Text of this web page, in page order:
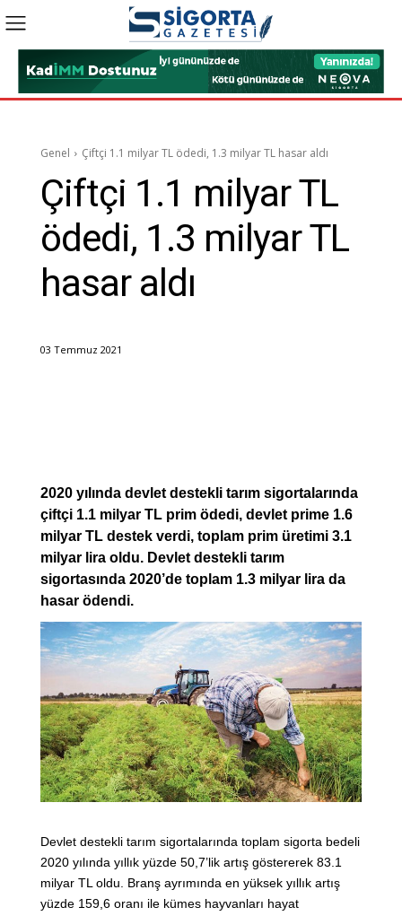
Genel Çiftçi 1.1 milyar TL ödedi, 1.3 milyar TL hasar aldı
Çiftçi 1.1 milyar TL
ödedi, 1.3 milyar TL
hasar aldı
03 Temmuz 2021
2020 yılında devlet destekli tarım sigortalarında
çiftçi 1.1 milyar TL prim ödedi, devlet prime 1.6
milyar TL destek verdi, toplam prim üretimi 3.1
milyar lira oldu. Devlet destekli tarım
sigortasında 2020’de toplam 1.3 milyar lira da
hasar ödendi.
Devlet destekli tarım sigortalarında toplam sigorta bedeli
2020 yılında yıllık yüzde 50,7’lik artış göstererek 83.1
milyar TL oldu. Branş ayrımında en yüksek yıllık artış
yüzde 159,6 oranı ile kümes hayvanları hayat